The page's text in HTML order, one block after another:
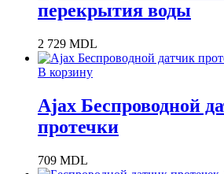
перекрытия воды
2 729 MDL
В корзину
Ajax Беспроводной
протечки
709 MDL